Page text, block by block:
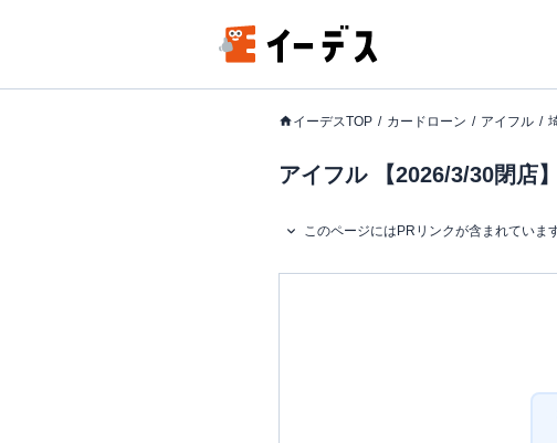
イーデスTOP カードローン アイフル
アイフル 【2026/3/30閉店
このページにはPRリンクが含まれていま